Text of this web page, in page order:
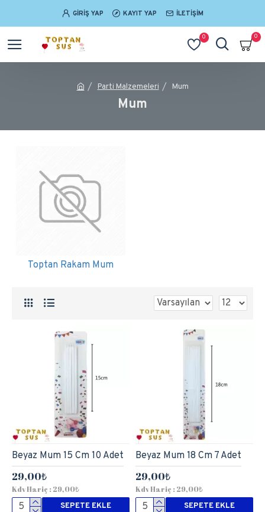
GIRIŞ YAP KAYIT YAP İLETIŞIM
0 0
Parti Malzemeleri Mum
Mum
Toptan Rakam Mum
Beyaz Mum 15 Cm 10 Adet
29,00₺
Kdv Hariç : 29,00₺
SEPETE EKLE
Beyaz Mum 18 Cm 7 Adet
29,00₺
Kdv Hariç : 29,00₺
SEPETE EKLE